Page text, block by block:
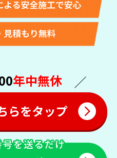
年中無休